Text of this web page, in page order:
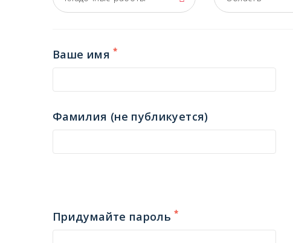
Ваше имя*
Фамилия (не публикуется)
Придумайте пароль*